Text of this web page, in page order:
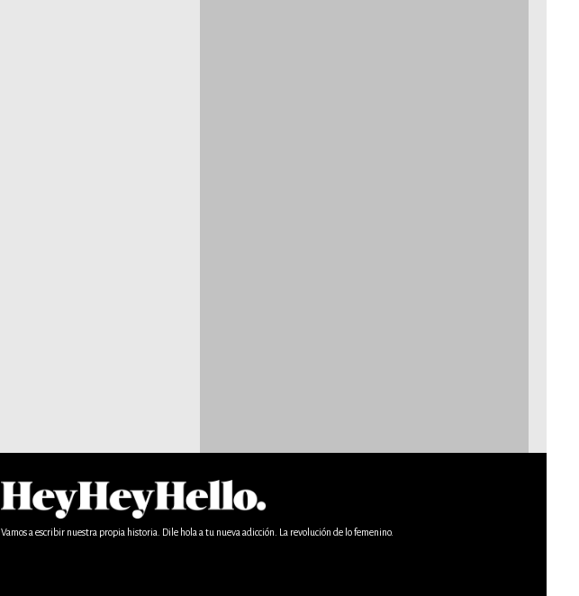
Vamos a escribir nuestra propia historia. Dile hola a tu nueva adicción. La revolución de lo femenino.